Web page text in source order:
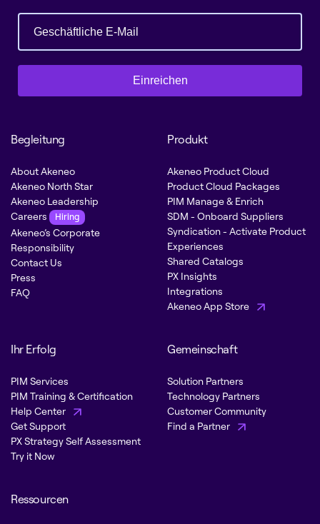
Einreichen
Begleitung
About Akeneo
Akeneo North Star
Akeneo Leadership
Careers
Hiring
Akeneo’s Corporate
Responsibility
Contact Us
Press
FAQ
Produkt
Akeneo Product Cloud
Product Cloud Packages
PIM Manage & Enrich
SDM - Onboard Suppliers
Syndication - Activate Product
Experiences
Shared Catalogs
PX Insights
Integrations
Akeneo App Store
Ihr Erfolg
PIM Services
PIM Training & Certification
Help Center
Get Support
PX Strategy Self Assessment
Try it Now
Gemeinschaft
Solution Partners
Technology Partners
Customer Community
Find a Partner
Ressourcen